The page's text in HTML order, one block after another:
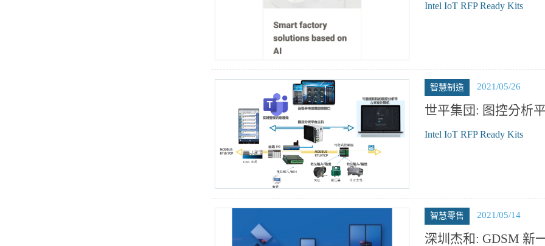
Intel IoT RFP Ready Kits
智慧制造 2021/05/26
世平集団: 图控分析
Intel IoT RFP Ready Kits
智慧零售 2021/05/14
深圳杰和: GDSM 新